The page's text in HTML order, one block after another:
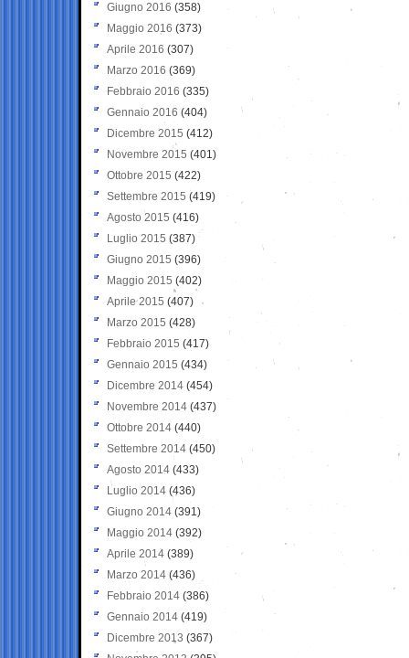
Giugno 2016 (358)
Maggio 2016 (373)
Aprile 2016 (307)
Marzo 2016 (369)
Febbraio 2016 (335)
Gennaio 2016 (404)
Dicembre 2015 (412)
Novembre 2015 (401)
Ottobre 2015 (422)
Settembre 2015 (419)
Agosto 2015 (416)
Luglio 2015 (387)
Giugno 2015 (396)
Maggio 2015 (402)
Aprile 2015 (407)
Marzo 2015 (428)
Febbraio 2015 (417)
Gennaio 2015 (434)
Dicembre 2014 (454)
Novembre 2014 (437)
Ottobre 2014 (440)
Settembre 2014 (450)
Agosto 2014 (433)
Luglio 2014 (436)
Giugno 2014 (391)
Maggio 2014 (392)
Aprile 2014 (389)
Marzo 2014 (436)
Febbraio 2014 (386)
Gennaio 2014 (419)
Dicembre 2013 (367)